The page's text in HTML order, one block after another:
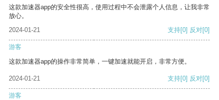
这款加速器app的安全性很高，使用过程中不会泄露个人信息，让我非常
放心。
2024-01-21
支持[0] 反对[0]
游客
这款加速器app的操作非常简单，一键加速就能开启，非常方便。
2024-01-21 支持[0] 反对[0]
游客